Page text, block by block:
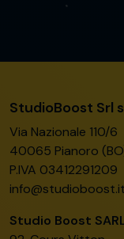
StudioBoost Srl
Via Nazionale 110/6
40065 Pianoro
P.IVA 03412291209
info@studioboost.it
Studio Boost